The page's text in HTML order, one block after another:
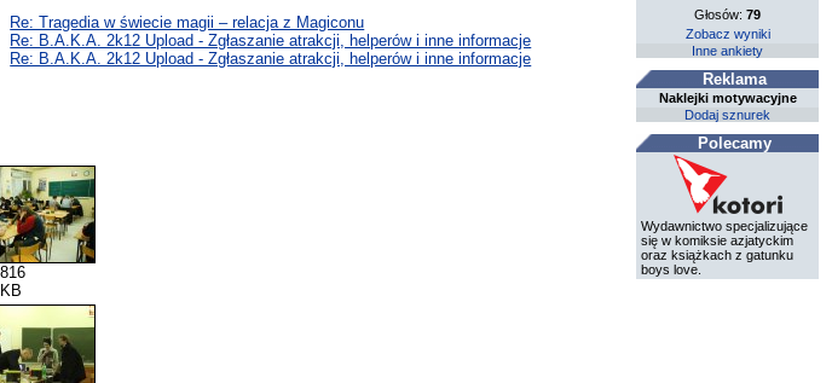
Re: Tragedia w świecie magii – relacja z Magiconu
Re: B.A.K.A. 2k12 Upload - Zgłaszanie atrakcji, helperów i inne informacje
Re: B.A.K.A. 2k12 Upload - Zgłaszanie atrakcji, helperów i inne informacje
Głosów:79
Zobacz wyniki
Inne ankiety
Reklama
Naklejki motywacyjne
Dodaj sznurek
Polecamy
Wydawnictwo specjalizujące
się w komiksie azjatyckim
oraz książkach z gatunku
boys love.